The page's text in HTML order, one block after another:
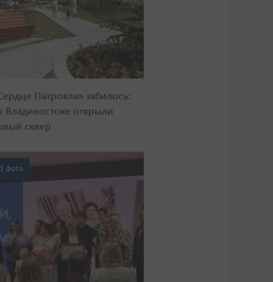
Патрокла» забилось:
Владивостоке открыли
сквер
фото